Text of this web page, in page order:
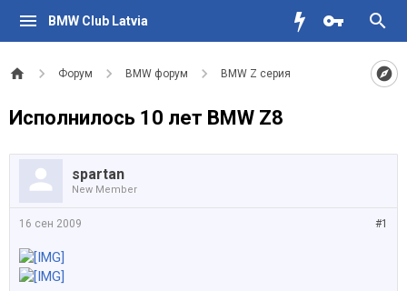
BMW Club Latvia
Форум BMW форум BMW Z серия
Исполнилось 10 лет BMW Z8
spartan
New Member
#1
16 сен 2009